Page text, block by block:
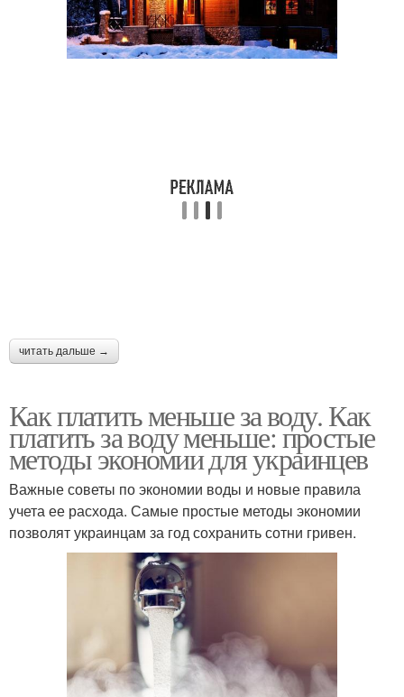
читать дальше →
Как платить меньше за воду. Как
платить за воду меньше: простые
методы экономии для украинцев
Важные советы по экономии воды и новые правила
учета ее расхода. Самые простые методы экономии
позволят украинцам за год сохранить сотни гривен.